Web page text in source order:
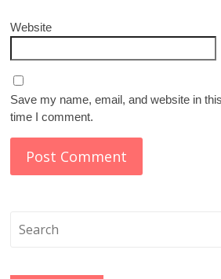
Website
Save my name, email, and website in
time I comment.